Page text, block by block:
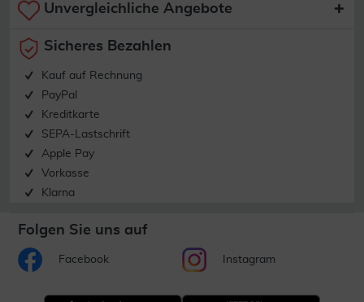
Unvergleichliche Angebote
Sicheres Bezahlen
Kauf auf Rechnung
PayPal
Kreditkarte
SEPA-Lastschrift
Apple Pay
Vorkasse
Klarna
Folgen Sie uns auf
Facebook Instagram